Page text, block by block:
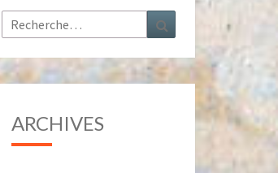
Rechercher :
ARCHIVES